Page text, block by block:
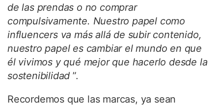
de las prendas o no comprar
compulsivamente. Nuestro papel como
influencers va más allá de subir contenido,
nuestro papel es cambiar el mundo en que
él vivimos y qué mejor que hacerlo desde la
sostenibilidad”.
Recordemos que las marcas, ya sean